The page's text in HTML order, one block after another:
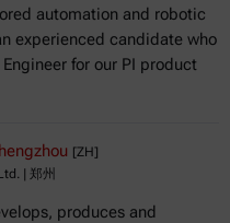
automation and robotic
experienced candidate who
for our PI product
[ZH]
| 郑州
produces and